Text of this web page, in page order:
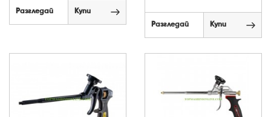
Разгледай Купи
Разгледай Купи